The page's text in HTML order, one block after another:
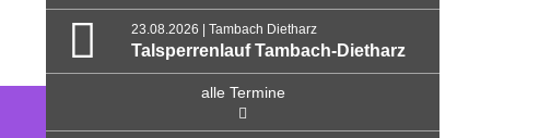
23.08.2026 | Tambach Dietharz
Talsperrenlauf Tambach-Dietharz
alle Termine